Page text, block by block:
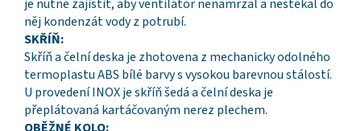
je nutné zajistit, aby ventilátor nenamrzal a nestékal do
něj kondenzát vody z potrubí.
SKŘÍŇ:
Skříň a čelní deska je zhotovena z mechanicky odolného
termoplastu ABS bílé barvy s vysokou barevnou stálostí.
U provedení INOX je skříň šedá a čelní deska je
přeplátovaná kartáčovaným nerez plechem.